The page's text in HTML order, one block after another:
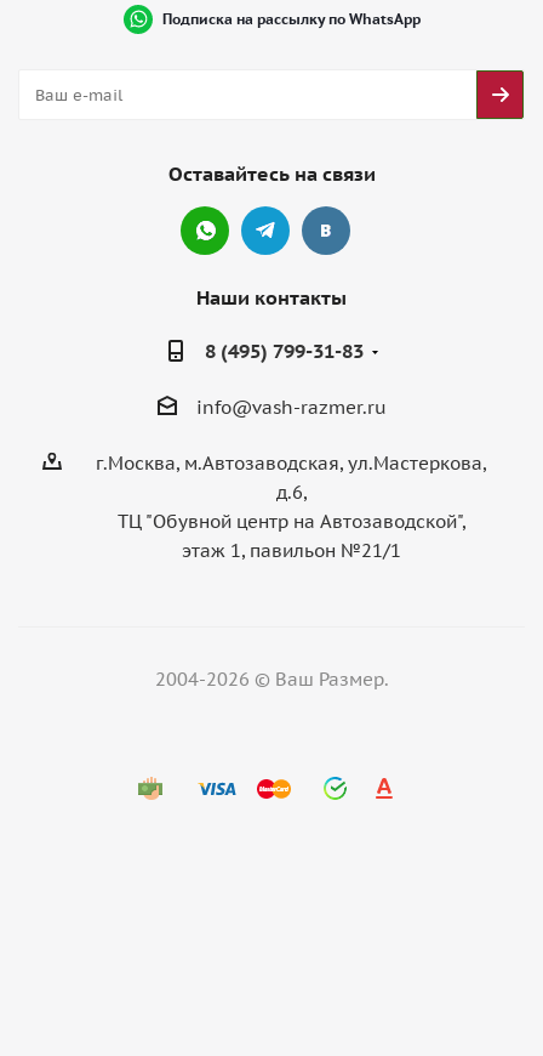
Подписка на рассылку по WhatsApp
Оставайтесь на связи
Наши контакты
8 (495) 799-31-83
info@vash-razmer.ru
г.Москва, м.Автозаводская, ул.Мастеркова,
д.6,
ТЦ "Обувной центр на Автозаводской",
этаж 1, павильон №21/1
2004-2026 © Ваш Размер.